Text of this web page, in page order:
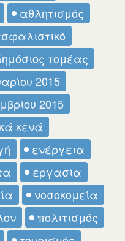
αθλητισμός
τομέας
2015
2015
κενά
ενέργεια
εργασία
νοσοκομεία
πολιτισμός